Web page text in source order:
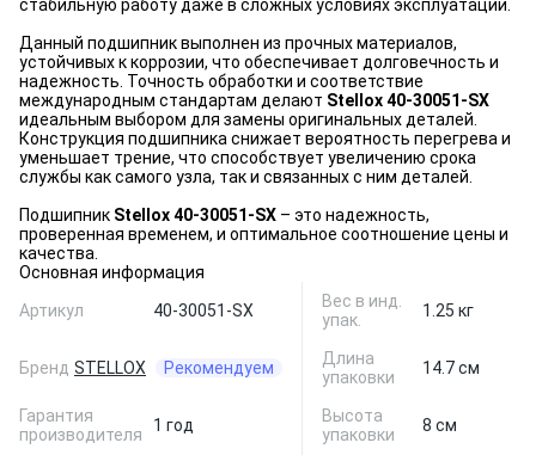
стабильную работу даже в сложных условиях эксплуатации.
Данный подшипник выполнен из прочных материалов,
устойчивых к коррозии, что обеспечивает долговечность и
надежность. Точность обработки и соответствие
международным стандартам делают Stellox 40-30051-SX
идеальным выбором для замены оригинальных деталей.
Конструкция подшипника снижает вероятность перегрева и
уменьшает трение, что способствует увеличению срока
службы как самого узла, так и связанных с ним деталей.
Подшипник Stellox 40-30051-SX – это надежность,
проверенная временем, и оптимальное соотношение цены и
качества.
Основная информация
Артикул
40-30051-SX
Бренд STELLOX Рекомендуем
Гарантия
производителя
1 год
Вес в инд.
упак.
1.25 кг
Длина
упаковки
14.7 см
Высота
упаковки
8 см